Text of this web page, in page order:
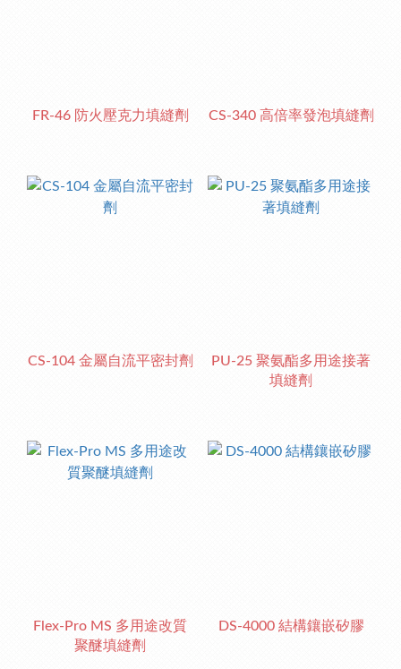
FR-46 防火壓克力填縫劑 CS-340 高倍率發泡填縫劑
CS-104 金屬自流平密封劑
PU-25 聚氨酯多用途接著
填縫劑
Flex-Pro MS 多用途改質
聚醚填縫劑
DS-4000 結構鑲嵌矽膠